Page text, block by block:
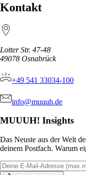
Kontakt
Lotter Str. 47-48
49078 Osnabrück
+49 541 33034-100
info@muuuh.de
MUUUH! Insights
Das Neuste aus der Welt
deinem Postfach. Warum